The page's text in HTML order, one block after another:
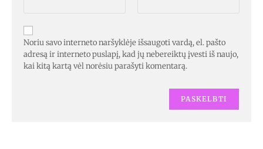
Noriu savo interneto naršyklėje išsaugoti vardą, el. pašto
adresą ir interneto puslapį, kad jų nebereiktų įvesti iš naujo,
kai kitą kartą vėl norėsiu parašyti komentarą.